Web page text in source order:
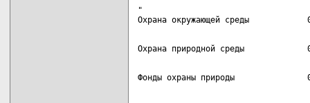
"
Фонды охраны природы